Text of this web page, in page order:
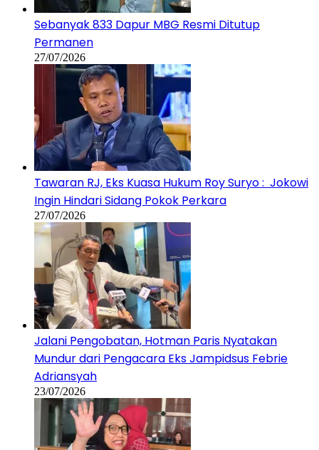
Sebanyak 833 Dapur MBG Resmi Ditutup
Permanen
27/07/2026
Tawaran RJ, Eks Kuasa Hukum Roy Suryo : Jokowi
Ingin Hindari Sidang Pokok Perkara
27/07/2026
Jalani Pengobatan, Hotman Paris Nyatakan
Mundur dari Pengacara Eks Jampidsus Febrie
Adriansyah
23/07/2026